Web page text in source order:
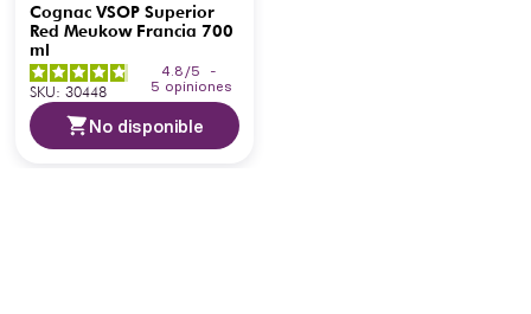
Cognac VSOP Superior
Red Meukow Francia 700
ml
4.8 /5
-
5 opiniones
SKU: 30448
No disponible